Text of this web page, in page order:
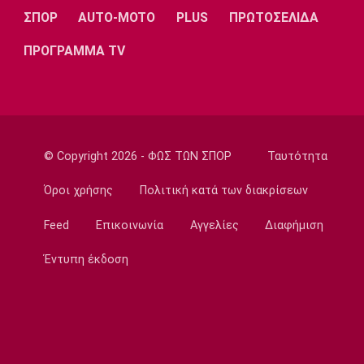
20:45
Ποδόσφαιρο - Διεθνή
Διαψεύδει ο Ινφαντίνο τις καταγγελίες
Super League 1
Ατρόμητος: Επαγγελματικό συμβόλαιο για
20:15
ΣΠΟΡ AUTO-MOTO PLUS ΠΡΩΤΟΣΕΛΙΔΑ
ΠΡΟΓΡΑΜΜΑ TV
© Copyright 2026 - ΦΩΣ ΤΩΝ ΣΠΟΡ Ταυτότητα
Όροι χρήσης Πολιτική κατά των διακρίσεων
Feed Επικοινωνία Αγγελίες Διαφήμιση
Έντυπη έκδοση